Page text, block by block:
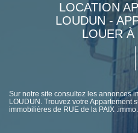
LOCATION
LOUDUN -
LOUER À
Sur notre site consultez les annonces
LOUDUN. Trouvez votre Appartement
immobilières de RUE de la PAIX .immo.